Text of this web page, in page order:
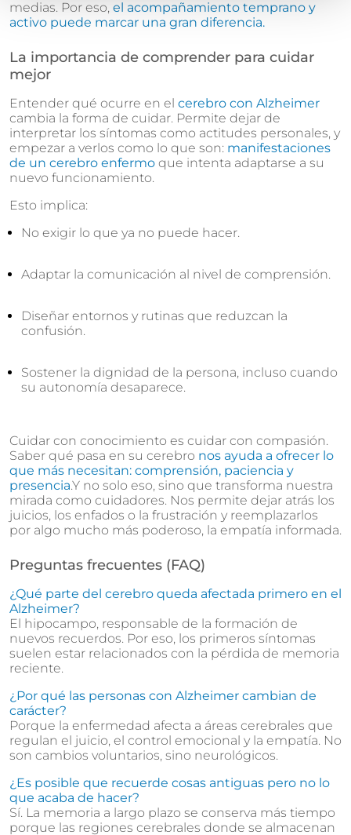
medias. Por eso, el acompañamiento temprano y
activo puede marcar una gran diferencia.
La importancia de comprender para cuidar
mejor
Entender qué ocurre en el cerebro con Alzheimer
cambia la forma de cuidar. Permite dejar de
interpretar los síntomas como actitudes personales, y
empezar a verlos como lo que son: manifestaciones
de un cerebro enfermo que intenta adaptarse a su
nuevo funcionamiento.
Esto implica:
No exigir lo que ya no puede hacer.
Adaptar la comunicación al nivel de comprensión.
Diseñar entornos y rutinas que reduzcan la
confusión.
Sostener la dignidad de la persona, incluso cuando
su autonomía desaparece.
Cuidar con conocimiento es cuidar con compasión.
Saber qué pasa en su cerebro nos ayuda a ofrecer lo
que más necesitan: comprensión, paciencia y
presencia.Y no solo eso, sino que transforma nuestra
mirada como cuidadores. Nos permite dejar atrás los
juicios, los enfados o la frustración y reemplazarlos
por algo mucho más poderoso, la empatía informada.
Preguntas frecuentes (FAQ)
¿Qué parte del cerebro queda afectada primero en el
Alzheimer?
El hipocampo, responsable de la formación de
nuevos recuerdos. Por eso, los primeros síntomas
suelen estar relacionados con la pérdida de memoria
reciente.
¿Por qué las personas con Alzheimer cambian de
carácter?
Porque la enfermedad afecta a áreas cerebrales que
regulan el juicio, el control emocional y la empatía. No
son cambios voluntarios, sino neurológicos.
¿Es posible que recuerde cosas antiguas pero no lo
que acaba de hacer?
Sí. La memoria a largo plazo se conserva más tiempo
porque las regiones cerebrales donde se almacenan